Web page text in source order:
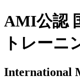
AMI公認
トレーニ
International